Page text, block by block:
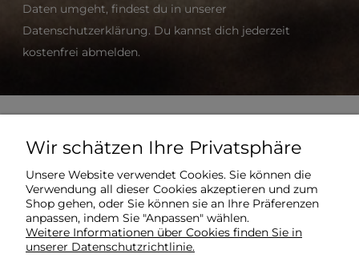
Daten umgeht, findest du in unserer
Datenschutzerklärung. Du kannst dich jederzeit
kostenfrei abmelden.
Vorschriften
Mein Konto
Wir schätzen Ihre Privatsphäre
Unsere Website verwendet Cookies. Sie können die
Verwendung all dieser Cookies akzeptieren und zum
Shop gehen, oder Sie können sie an Ihre Präferenzen
anpassen, indem Sie "Anpassen" wählen.
Weitere Informationen über Cookies finden Sie in
unserer Datenschutzrichtlinie.